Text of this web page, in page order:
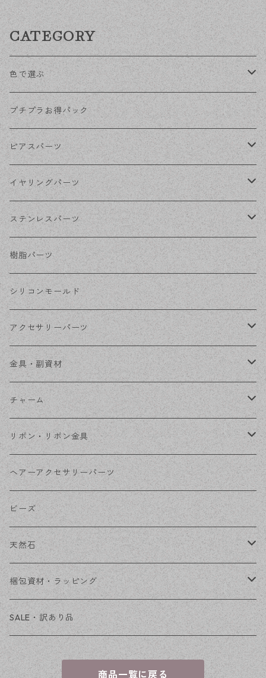
CATEGORY
色で選ぶ
KCゴールド
ゴールド
シルバー
ホワイトシルバー
ステンレス・シルバー
ステンレス・ゴールド
プチプラお得パック
ピアスパーツ
ポストピアス
フックピアス
その他ピアス
イヤリングパーツ
ネジばねイヤリング
クリップイヤリング
ノンホールピアス
ステンレスパーツ
ステンレスピアス
ステンレスイヤリング
ステンレスチェーン
ステンレス金具
樹脂パーツ
シリコンモールド
アクセサリーパーツ
デザイン丸カン
フレーム
コネクター
その他
金具・副資材
丸カン
ピン類
花座・ビーズキャップ
チェーン
その他
チャーム
金属
アクリル・プラ
ファーボール
リボン・リボン金具
リボン
リボン金具
ヘアーアクセサリーパーツ
ビーズ
天然石
穴あき
穴なし
梱包資材・ラッピング
発送ボックス
アクセサリー台紙
SALE・訳あり品
商品一覧に戻る